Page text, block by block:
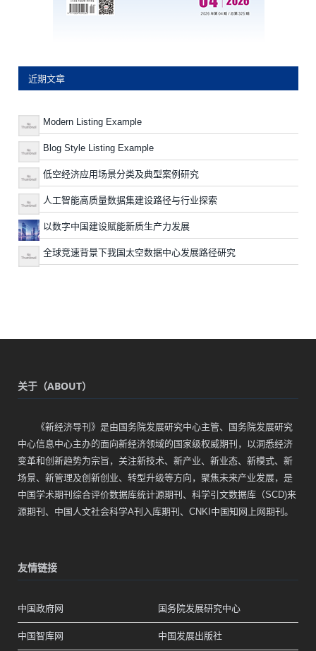
近期文章
Modern Listing Example
Blog Style Listing Example
低空经济应用场景分类及典型案例研究
人工智能高质量数据集建设路径与行业探索
以数字中国建设赋能新质生产力发展
全球竞速背景下我国太空数据中心发展路径研究
关于（ABOUT）
《新经济导刊》是由国务院发展研究中心主管、国务院发展研究
中心信息中心主办的面向新经济领域的国家级权威期刊，以洞悉经济
变革和创新趋势为宗旨，关注新技术、新产业、新业态、新模式、新
场景、新管理及创新创业、转型升级等方向，聚焦未来产业发展，是
中国学术期刊综合评价数据库统计源期刊、科学引文数据库（SCD)来
源期刊、中国人文社会科学A刊入库期刊、CNKI中国知网上网期刊。
友情链接
中国政府网 国务院发展研究中心
中国智库网 中国发展出版社